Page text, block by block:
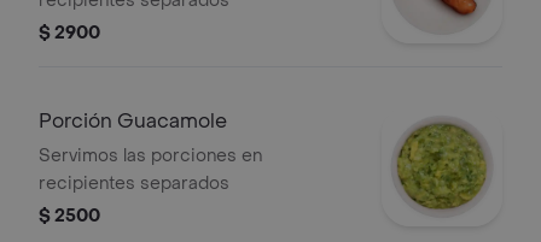
$ 2900
Porción Guacamole
Servimos las porciones en
recipientes separados
$ 2500